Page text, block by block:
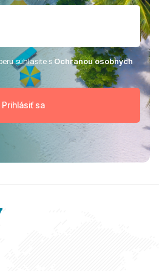
súhlasíte sOchranou osobných